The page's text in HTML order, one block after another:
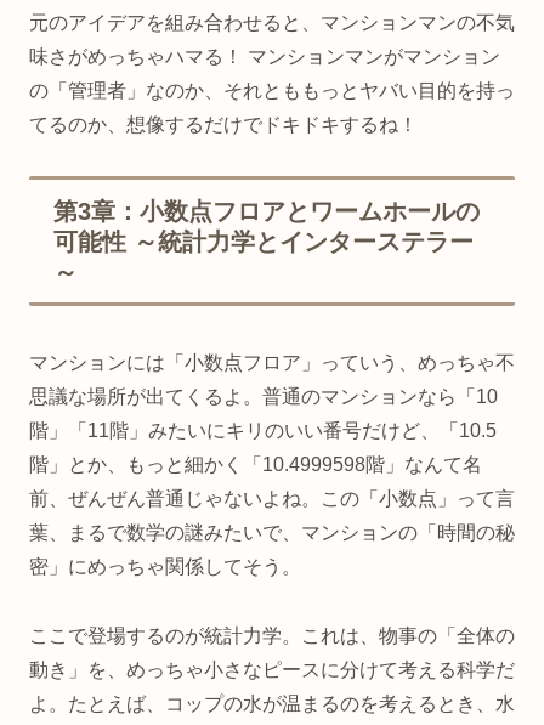
元のアイデアを組み合わせると、マンションマンの不気
味さがめっちゃハマる！ マンションマンがマンション
の「管理者」なのか、それとももっとヤバい目的を持っ
てるのか、想像するだけでドキドキするね！
第3章：小数点フロアとワームホールの
可能性 ～統計力学とインターステラー
～
マンションには「小数点フロア」っていう、めっちゃ不
思議な場所が出てくるよ。普通のマンションなら「10
階」「11階」みたいにキリのいい番号だけど、「10.5
階」とか、もっと細かく「10.4999598階」なんて名
前、ぜんぜん普通じゃないよね。この「小数点」って言
葉、まるで数学の謎みたいで、マンションの「時間の秘
密」にめっちゃ関係してそう。
ここで登場するのが統計力学。これは、物事の「全体の
動き」を、めっちゃ小さなピースに分けて考える科学だ
よ。たとえば、コップの水が温まるのを考えるとき、水